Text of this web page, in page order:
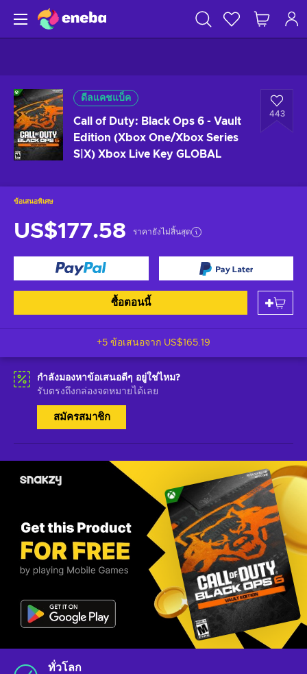
ดีลแคชแบ็ค
Call of Duty: Black Ops 6 - Vault
Edition (Xbox One/Xbox Series
S|X) Xbox Live Key GLOBAL
443
ข้อเสนอพิเศษ
US$177.58 ราคายังไม่สิ้นสุด
ซื้อตอนนี้
+5 ข้อเสนอจาก US$165.19
กำลังมองหาข้อเสนอดีๆ อยู่ใช่ไหม?
รับตรงถึงกล่องจดหมายได้เลย
สมัครสมาชิก
ทั่วโลก